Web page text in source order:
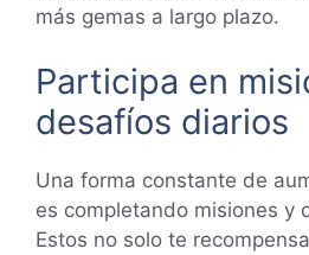
más gemas a largo plazo.
Participa en
desafíos diarios
Una forma constante de
es completando misiones y
Estos no solo te